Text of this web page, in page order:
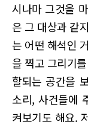
시나마 그것을
은 그 대상과 같
는 어떤 해석인
을 찍고 그리기
할되는 공간을
소리, 사건들에
켜보기도 해요.